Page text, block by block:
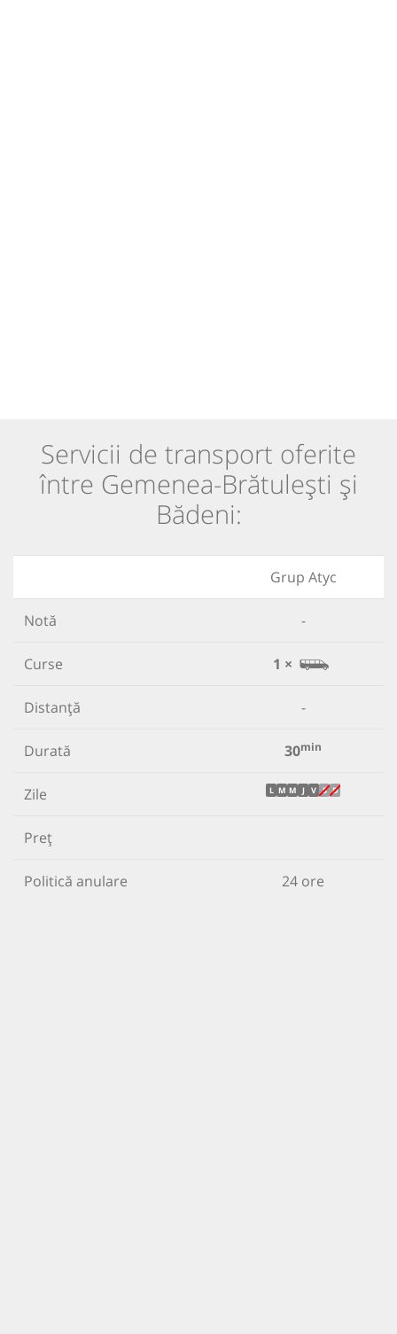
Servicii de transport oferite
între Gemenea-Brătulești și
Bădeni:
Grup Atyc
Notă -
Curse 1 ×
Distanță -
Durată 30min
Zile L M M J V S D
Preț
Politică anulare 24 ore